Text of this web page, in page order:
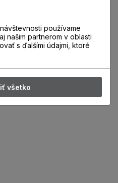
používame
našim partnerom v oblasti
s ďalšími údajmi, ktoré
všetko